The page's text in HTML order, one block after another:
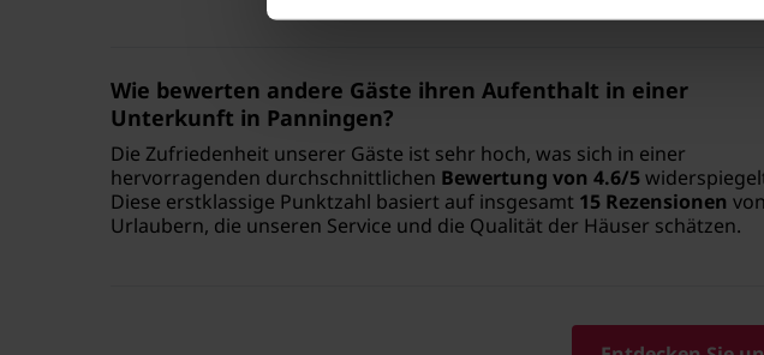
Wie bewerten andere Gäste ihren Aufenthalt in einer
Unterkunft in Panningen?
Die Zufriedenheit unserer Gäste ist sehr hoch, was sich in einer
hervorragenden durchschnittlichen Bewertung von 4.6/5
Diese erstklassige Punktzahl basiert auf insgesamt 15 Rezensionen von
Urlaubern, die unseren Service und die Qualität der Häuser schätzen.